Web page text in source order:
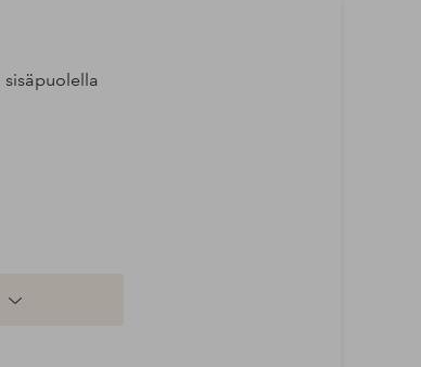
sisäpuolella